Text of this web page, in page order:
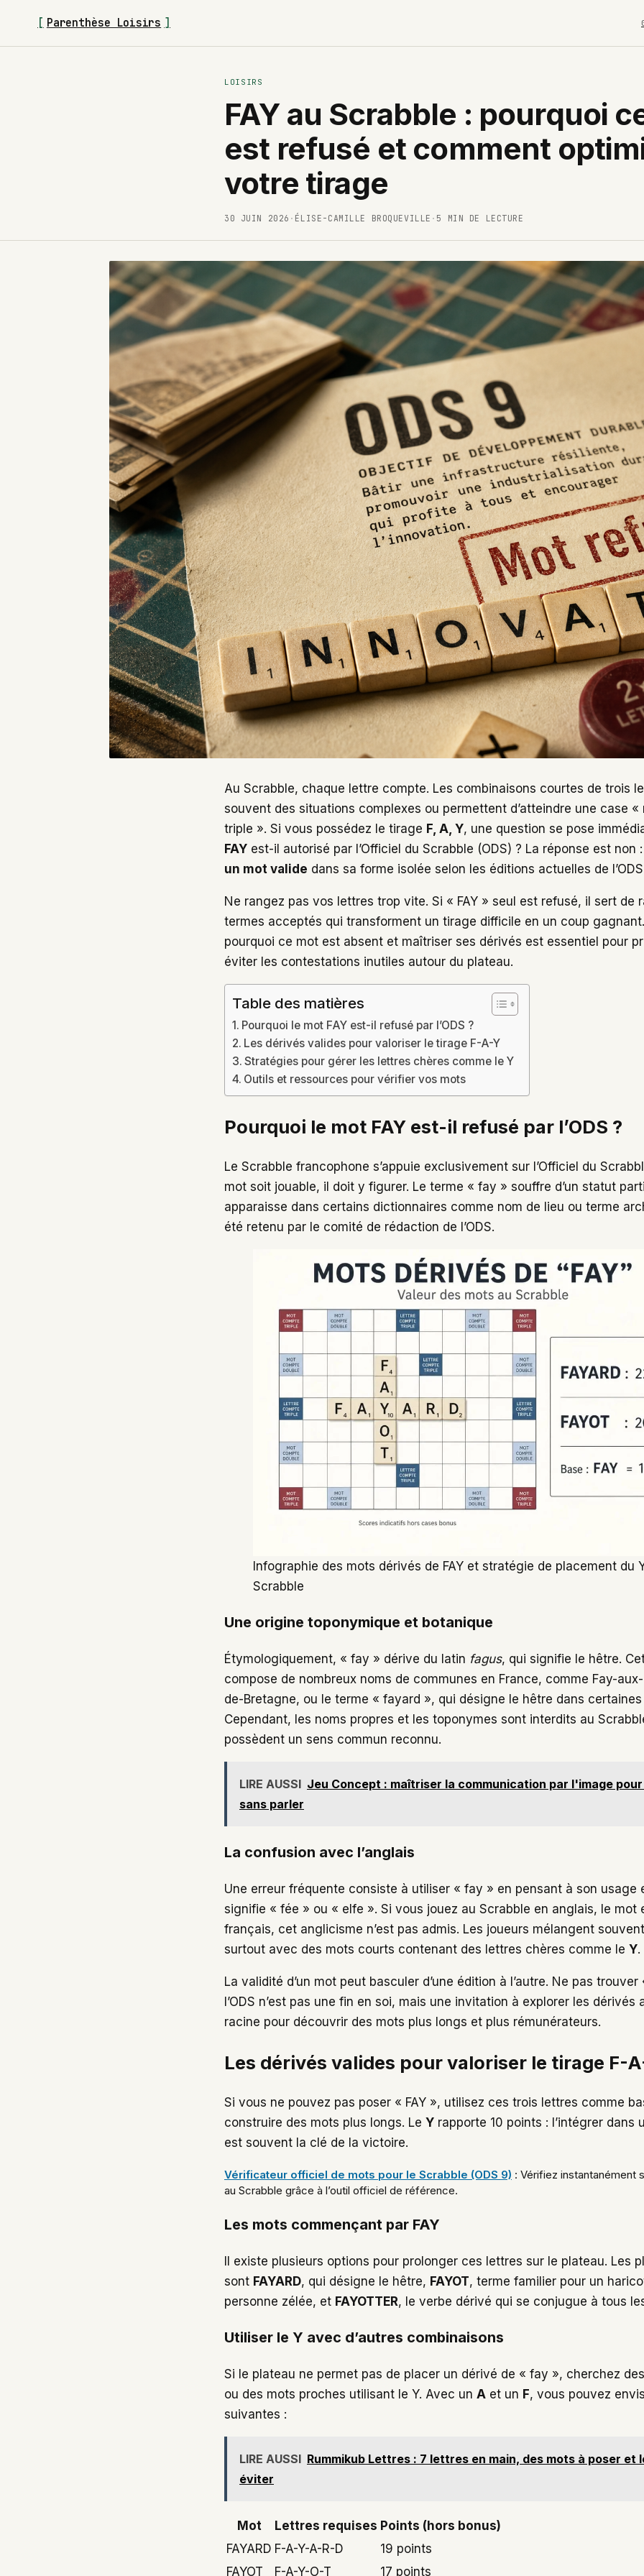
[ Parenthèse Loisirs ]
LOISIRS
FAY au Scrabble : pourquoi
est refusé et comment
votre tirage
30 JUIN 2026 · ÉLISE-CAMILLE BROQUEVILLE · 5 MIN DE LECTURE
Au Scrabble, chaque lettre compte. Les combinaisons courtes de trois
souvent des situations complexes ou permettent d’atteindre une case
triple ». Si vous possédez le tirage F, A, Y, une question se pose
FAY est-il autorisé par l’Officiel du Scrabble (ODS) ? La réponse est non
un mot valide dans sa forme isolée selon les éditions actuelles de
Ne rangez pas vos lettres trop vite. Si « FAY » seul est refusé, il sert de
termes acceptés qui transforment un tirage difficile en un coup
pourquoi ce mot est absent et maîtriser ses dérivés est essentiel pour
éviter les contestations inutiles autour du plateau.
Table des matières
Pourquoi le mot FAY est-il refusé par l’ODS ?
Les dérivés valides pour valoriser le tirage F-A-Y
Stratégies pour gérer les lettres chères comme le Y
Outils et ressources pour vérifier vos mots
Pourquoi le mot FAY est-il refusé par l’ODS ?
Le Scrabble francophone s’appuie exclusivement sur l’Officiel du
mot soit jouable, il doit y figurer. Le terme « fay » souffre d’un statut
apparaisse dans certains dictionnaires comme nom de lieu ou terme
été retenu par le comité de rédaction de l’ODS.
Infographie des mots dérivés de FAY et stratégie de placement du
Scrabble
Une origine toponymique et botanique
Étymologiquement, « fay » dérive du latin fagus, qui signifie le hêtre.
compose de nombreux noms de communes en France, comme Fay-
de-Bretagne, ou le terme « fayard », qui désigne le hêtre dans
Cependant, les noms propres et les toponymes sont interdits au
possèdent un sens commun reconnu.
LIRE AUSSI Jeu Concept : maîtriser la communication par l'image
sans parler
La confusion avec l’anglais
Une erreur fréquente consiste à utiliser « fay » en pensant à son usage
signifie « fée » ou « elfe ». Si vous jouez au Scrabble en anglais, le mot
français, cet anglicisme n’est pas admis. Les joueurs mélangent
surtout avec des mots courts contenant des lettres chères comme le Y.
La validité d’un mot peut basculer d’une édition à l’autre. Ne pas
l’ODS n’est pas une fin en soi, mais une invitation à explorer les dérivés
racine pour découvrir des mots plus longs et plus rémunérateurs.
Les dérivés valides pour valoriser le tirage F-
Si vous ne pouvez pas poser « FAY », utilisez ces trois lettres comme
construire des mots plus longs. Le Y rapporte 10 points : l’intégrer dans
est souvent la clé de la victoire.
Vérificateur officiel de mots pour le Scrabble (ODS 9) : Vérifiez instantanément
au Scrabble grâce à l’outil officiel de référence.
Les mots commençant par FAY
Il existe plusieurs options pour prolonger ces lettres sur le plateau. Les
sont FAYARD, qui désigne le hêtre, FAYOT, terme familier pour un
personne zélée, et FAYOTTER, le verbe dérivé qui se conjugue à tous
Utiliser le Y avec d’autres combinaisons
Si le plateau ne permet pas de placer un dérivé de « fay », cherchez
ou des mots proches utilisant le Y. Avec un A et un F, vous pouvez
suivantes :
LIRE AUSSI Rummikub Lettres : 7 lettres en main, des mots à poser et
éviter
Mot Lettres requises Points (hors bonus)
FAYARD F-A-Y-A-R-D
19 points
FAYOT
F-A-Y-O-T 17 points